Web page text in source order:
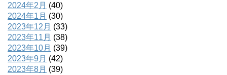
2024年2月 (40)
2024年1月 (30)
2023年12月 (33)
2023年11月 (38)
2023年10月 (39)
2023年9月 (42)
2023年8月 (39)